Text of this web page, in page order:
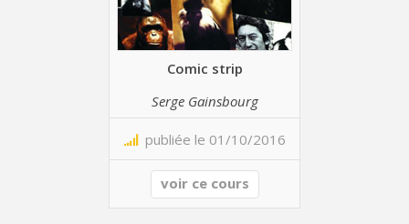
Comic strip
Serge Gainsbourg
publiée le 01/10/2016
voir ce cours